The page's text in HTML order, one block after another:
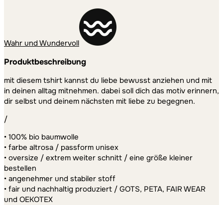
Wahr und Wundervoll
Produktbeschreibung
mit diesem tshirt kannst du liebe bewusst anziehen und mit
in deinen alltag mitnehmen. dabei soll dich das motiv erinnern,
dir selbst und deinem nächsten mit liebe zu begegnen.
/
• 100% bio baumwolle
• farbe altrosa / passform unisex
• oversize / extrem weiter schnitt / eine größe kleiner
bestellen
• angenehmer und stabiler stoff
• fair und nachhaltig produziert / GOTS, PETA, FAIR WEAR
und OEKOTEX